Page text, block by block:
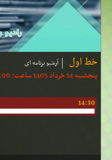
خط اول آرشیو برنامه ای
پنجشنبه 14 خرداد 1405 ساعت: 14:00 | مدت: 25 دقیقه
14:30